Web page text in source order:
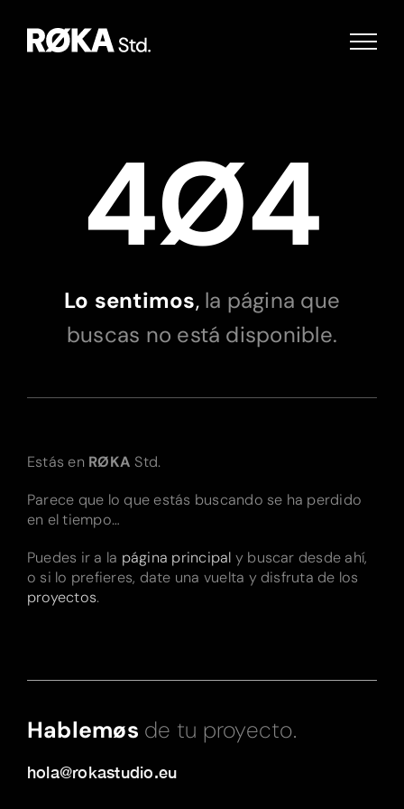
contenido
4Ø4
Lo sentimos,la página que
buscas no está disponible.
Estás en RØKA Std.
Parece que lo que estás buscando se ha perdido
en el tiempo…
Puedes ir a la página principal y buscar desde ahí,
o si lo prefieres, date una vuelta y disfruta de los
proyectos.
Hablemøs de tu proyecto.
hola@rokastudio.eu